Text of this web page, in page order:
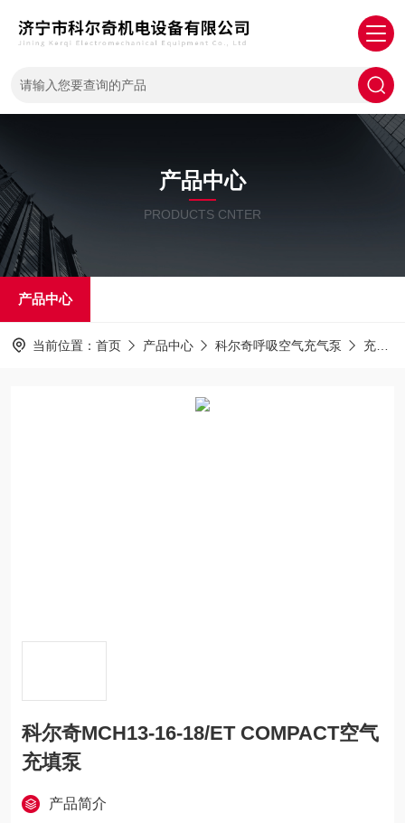
产品中心
PRODUCTS CNTER
产品中心
当前位置： 首页 产品中心 科尔奇呼吸空气充气泵 充填泵
科尔奇MCH13-16-18/ET COMPACT空气
充填泵
产品简介